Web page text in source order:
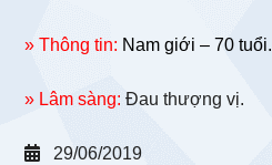
» Thông tin: Nam giới – 70 tuổi.
» Lâm sàng: Đau thượng vị.
29/06/2019